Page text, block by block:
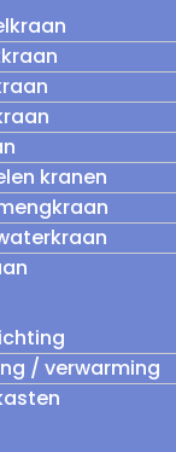
kranen
/ verwarming